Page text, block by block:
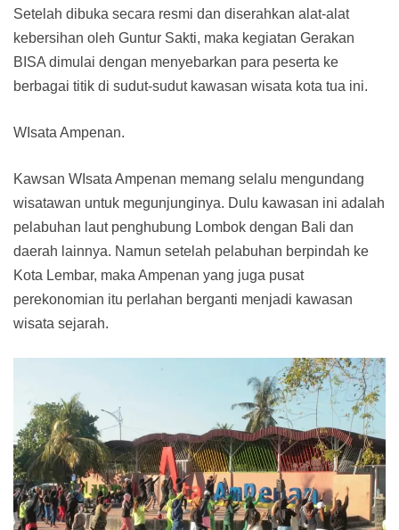
Setelah dibuka secara resmi dan diserahkan alat-alat
kebersihan oleh Guntur Sakti, maka kegiatan Gerakan
BISA dimulai dengan menyebarkan para peserta ke
berbagai titik di sudut-sudut kawasan wisata kota tua ini.
WIsata Ampenan.
Kawsan WIsata Ampenan memang selalu mengundang
wisatawan untuk megunjunginya. Dulu kawasan ini adalah
pelabuhan laut penghubung Lombok dengan Bali dan
daerah lainnya. Namun setelah pelabuhan berpindah ke
Kota Lembar, maka Ampenan yang juga pusat
perekonomian itu perlahan berganti menjadi kawasan
wisata sejarah.